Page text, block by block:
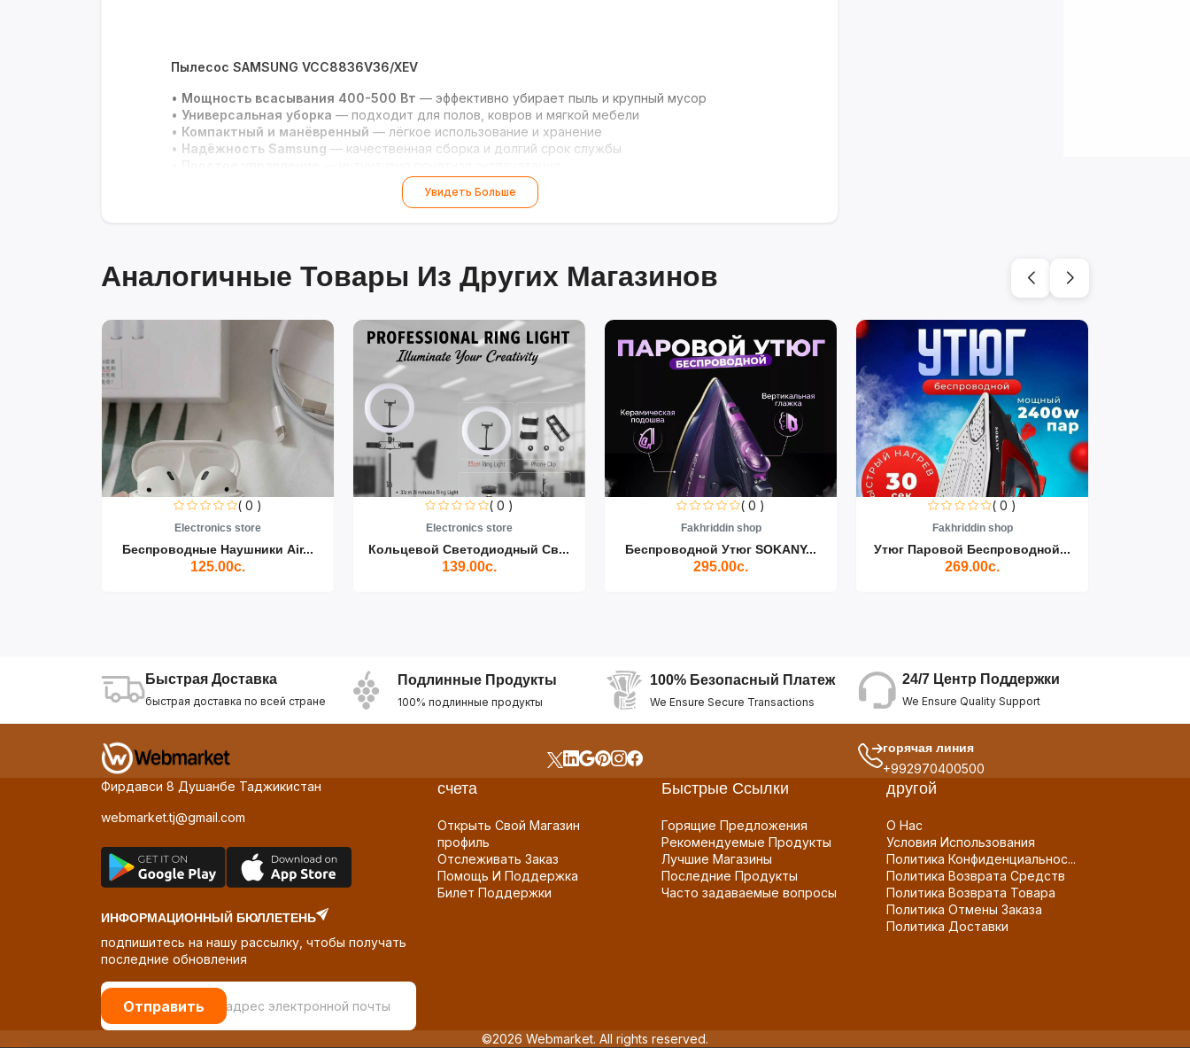
Пылесос SAMSUNG VCC8836V36/XEV
• Мощность всасывания 400-500 Вт — эффективно убирает пыль и крупный мусор
• Универсальная уборка — подходит для полов, ковров и мягкой мебели
• Компактный и манёвренный — лёгкое использование и хранение
• Надёжность Samsung — качественная сборка и долгий срок службы
Мощная уборка без лишних хлопот! Увидеть Больше
Аналогичные Товары Из Других Магазинов
( 0 )
Electronics store
Беспроводные Наушники Air...
125.00с.
( 0 )
Electronics store
Кольцевой Светодиодный Св...
139.00с.
( 0 )
Fakhriddin shop
Беспроводной Утюг SOKANY...
295.00с.
( 0 )
Fakhriddin shop
Утюг Паровой Беспроводной...
269.00с.
Быстрая Доставка
быстрая доставка по всей стране
Подлинные Продукты
100% подлинные продукты
100% Безопасный Платеж
We Ensure Secure Transactions
24/7 Центр Поддержки
We Ensure Quality Support
горячая линия
+992970400500
Фирдавси 8 Душанбе Таджикистан
webmarket.tj@gmail.com
ИНФОРМАЦИОННЫЙ БЮЛЛЕТЕНЬ
подпишитесь на нашу рассылку, чтобы получать
последние обновления
Отправить
счета
Открыть Свой Магазин
профиль
Отслеживать Заказ
Помощь И Поддержка
Билет Поддержки
Быстрые Ссылки
Горящие Предложения
Рекомендуемые Продукты
Лучшие Магазины
Последние Продукты
Часто задаваемые вопросы
другой
О Нас
Условия Использования
Политика Конфиденциальнос...
Политика Возврата Средств
Политика Возврата Товара
Политика Отмены Заказа
Политика Доставки
©2026 Webmarket. All rights reserved.